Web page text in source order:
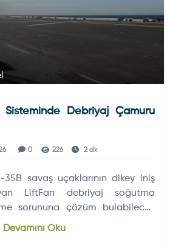
Sisteminde Debriyaj Çamuru
0 226 2 dk
35B savaş uçaklarının dikey iniş
LiftFan debriyaj soğutma
sorununa çözüm bulabilecek
Devamını Oku